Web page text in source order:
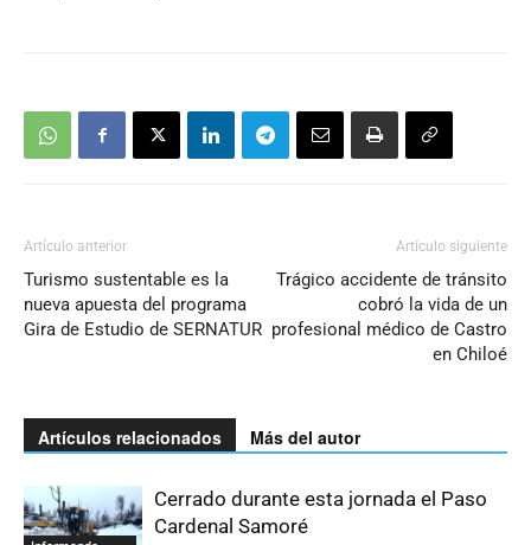
Artículo anterior
Turismo sustentable es la
nueva apuesta del programa
Gira de Estudio de SERNATUR
Artículo siguiente
Trágico accidente de tránsito
cobró la vida de un
profesional médico de Castro
en Chiloé
Artículos relacionados Más del autor
Cerrado durante esta jornada el Paso
Cardenal Samoré